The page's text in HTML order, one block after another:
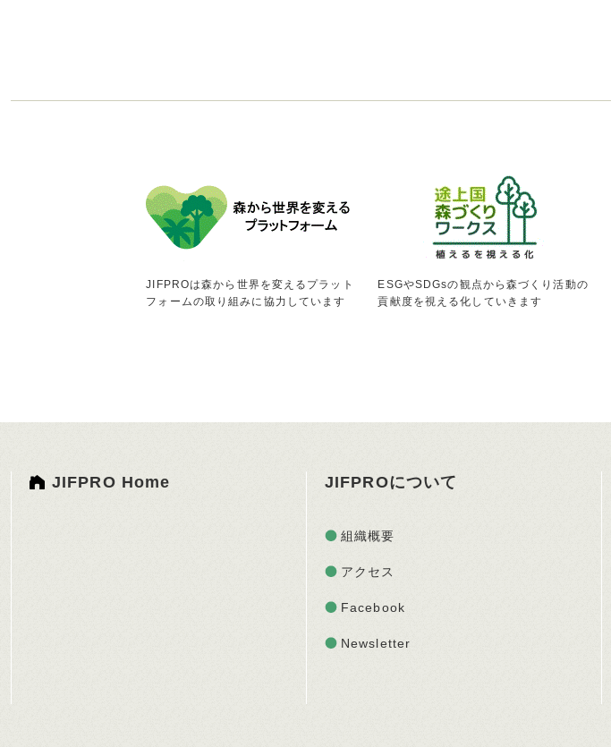
JIFPROは森から世界を変えるプラット
フォームの取り組みに協力しています
ESGやSDGsの観点から森づくり活動の
貢献度を視える化していきます
JIFPRO Home JIFPROについて
組織概要
アクセス
Facebook
Newsletter